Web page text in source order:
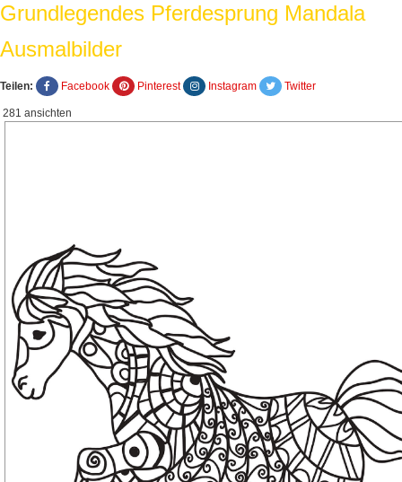
Grundlegendes Pferdesprung Mandala
Ausmalbilder
Teilen: Facebook Pinterest Instagram Twitter
281 ansichten